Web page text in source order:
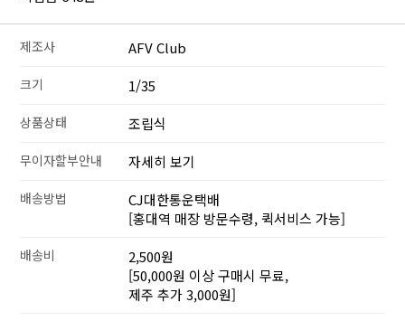
제조사 AFV Club
크기 1/35
상품상태 조립식
무이자할부안내 자세히 보기
배송방법
CJ대한통운택배
[홍대역 매장 방문수령, 퀵서비스 가능]
배송비
2,500원
[50,000원 이상 구매시 무료,
제주 추가 3,000원]